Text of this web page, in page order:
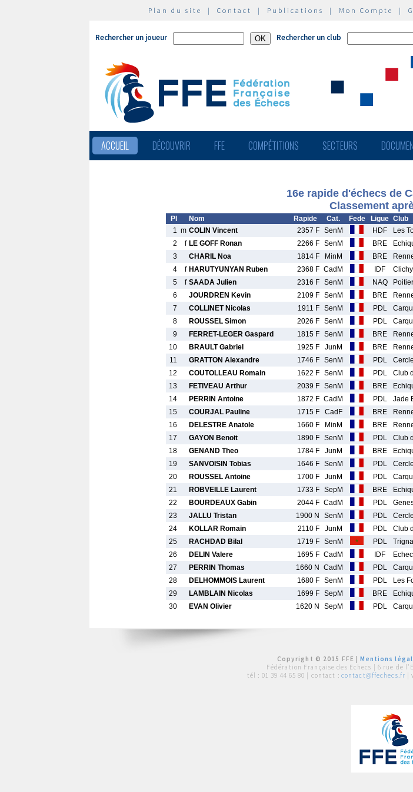
Plan du site | Contact | Publications | Mon Compte |
Rechercher un joueur Rechercher un club
ACCUEIL DÉCOUVRIR FFE COMPÉTITIONS SECTEURS
16e rapide d'échecs de
Classement
Pl Nom Rapide Cat. Fede Ligue Club
1 m COLIN Vincent 2357 F SenM HDF Les
2
f LE GOFF Ronan 2266 F SenM BRE
3
CHARIL Noa 1814 F MinM BRE
4
f HARUTYUNYAN Ruben 2368 F CadM IDF
5
f SAADA Julien 2316 F SenM NAQ
6
JOURDREN Kevin 2109 F SenM BRE
7
COLLINET Nicolas 1911 F SenM PDL
8
ROUSSEL Simon 2026 F SenM PDL
9
FERRET-LEGER Gaspard 1815 F SenM BRE
10
BRAULT Gabriel 1925 F JunM BRE
11
GRATTON Alexandre 1746 F SenM PDL
12
COUTOLLEAU Romain 1622 F SenM PDL Club
13
FETIVEAU Arthur 2039 F SenM BRE
14
PERRIN Antoine 1872 F CadM PDL Jade
15
COURJAL Pauline 1715 F CadF BRE
16
DELESTRE Anatole 1660 F MinM BRE
17
GAYON Benoit 1890 F SenM PDL Club
18
GENAND Theo 1784 F JunM BRE
19
SANVOISIN Tobias 1646 F SenM PDL
20
ROUSSEL Antoine 1700 F JunM PDL
21
ROBVEILLE Laurent 1733 F SepM BRE
22
BOURDEAUX Gabin 2044 F CadM PDL
23
JALLU Tristan 1900 N SenM PDL
24
KOLLAR Romain 2110 F JunM PDL Club
25
RACHDAD Bilal 1719 F SenM PDL
26
DELIN Valere 1695 F CadM IDF
27
PERRIN Thomas 1660 N CadM PDL
28
DELHOMMOIS Laurent 1680 F SenM PDL Les
29
LAMBLAIN Nicolas 1699 F SepM BRE
30
EVAN Olivier 1620 N SepM PDL
Copyright © 2015 FFE |Mentions
Fédération Française des Echecs | 6 rue de
tél : 01 39 44 65 80 | contact : contact@ffechecs.fr |